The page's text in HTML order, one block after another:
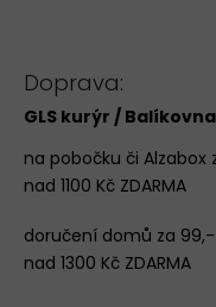
Doprava:
GLS kurýr /
na pobočku či Alzabox
nad 1100 Kč ZDARMA
doručení domů za 99,-
nad 1300 Kč ZDARMA